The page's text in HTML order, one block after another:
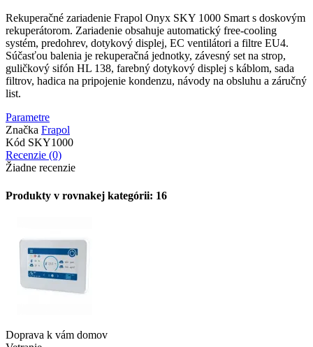
Rekuperačné zariadenie Frapol Onyx SKY 1000 Smart s doskovým
rekuperátorom. Zariadenie obsahuje automatický free-cooling
systém, predohrev, dotykový displej, EC ventilátori a filtre EU4.
Súčasťou balenia je rekuperačná jednotky, závesný set na strop,
guličkový sifón HL 138, farebný dotykový displej s káblom, sada
filtrov, hadica na pripojenie kondenzu, návody na obsluhu a záručný
list.
Parametre
Značka Frapol
Kód SKY1000
Recenzie (0)
Žiadne recenzie
Produkty v rovnakej kategórii: 16
Doprava k vám domov